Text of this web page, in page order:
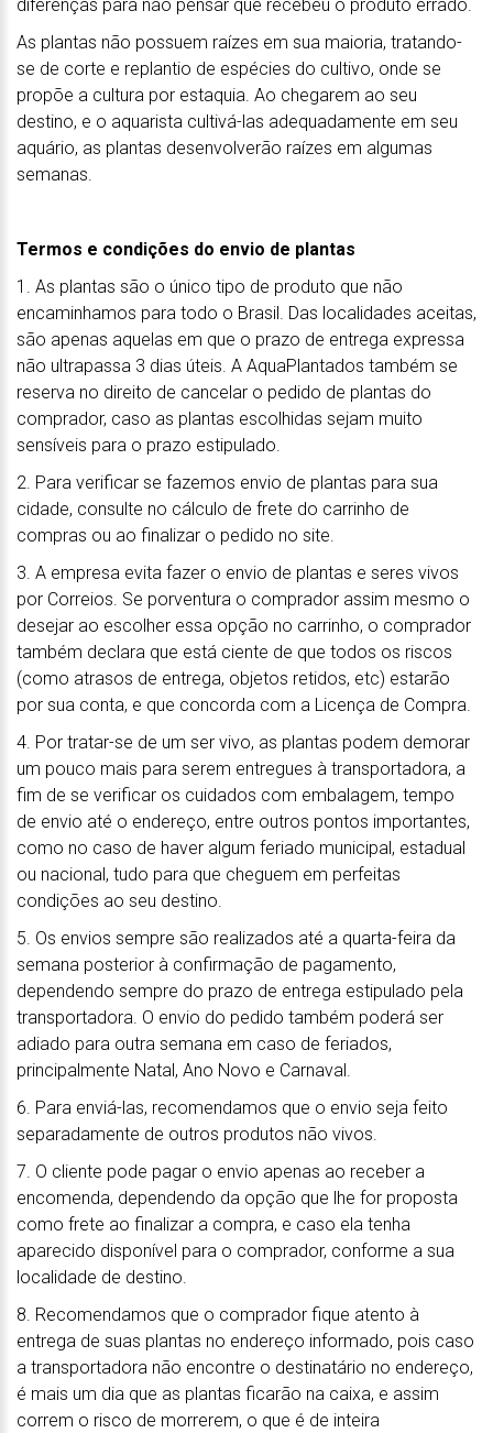
diferenças para não pensar que recebeu o produto errado.
As plantas não possuem raízes em sua maioria, tratando-
se de corte e replantio de espécies do cultivo, onde se
propõe a cultura por estaquia. Ao chegarem ao seu
destino, e o aquarista cultivá-las adequadamente em seu
aquário, as plantas desenvolverão raízes em algumas
semanas.
Termos e condições do envio de plantas
1. As plantas são o único tipo de produto que não
encaminhamos para todo o Brasil. Das localidades aceitas,
são apenas aquelas em que o prazo de entrega expressa
não ultrapassa 3 dias úteis. A AquaPlantados também se
reserva no direito de cancelar o pedido de plantas do
comprador, caso as plantas escolhidas sejam muito
sensíveis para o prazo estipulado.
2. Para verificar se fazemos envio de plantas para sua
cidade, consulte no cálculo de frete do carrinho de
compras ou ao finalizar o pedido no site.
3. A empresa evita fazer o envio de plantas e seres vivos
por Correios. Se porventura o comprador assim mesmo o
desejar ao escolher essa opção no carrinho, o comprador
também declara que está ciente de que todos os riscos
(como atrasos de entrega, objetos retidos, etc) estarão
por sua conta, e que concorda com a Licença de Compra.
4. Por tratar-se de um ser vivo, as plantas podem demorar
um pouco mais para serem entregues à transportadora, a
fim de se verificar os cuidados com embalagem, tempo
de envio até o endereço, entre outros pontos importantes,
como no caso de haver algum feriado municipal, estadual
ou nacional, tudo para que cheguem em perfeitas
condições ao seu destino.
5. Os envios sempre são realizados até a quarta-feira da
semana posterior à confirmação de pagamento,
dependendo sempre do prazo de entrega estipulado pela
transportadora. O envio do pedido também poderá ser
adiado para outra semana em caso de feriados,
principalmente Natal, Ano Novo e Carnaval.
6. Para enviá-las, recomendamos que o envio seja feito
separadamente de outros produtos não vivos.
7. O cliente pode pagar o envio apenas ao receber a
encomenda, dependendo da opção que lhe for proposta
como frete ao finalizar a compra, e caso ela tenha
aparecido disponível para o comprador, conforme a sua
localidade de destino.
8. Recomendamos que o comprador fique atento à
entrega de suas plantas no endereço informado, pois caso
a transportadora não encontre o destinatário no endereço,
é mais um dia que as plantas ficarão na caixa, e assim
correm o risco de morrerem, o que é de inteira